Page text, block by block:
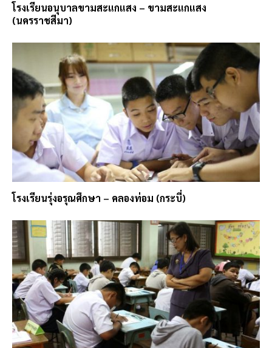
โรงเรียนอนุบาลขามสะแกแสง – ขามสะแกแสง
(นครราชสีมา)
โรงเรียนรุ่งอรุณศึกษา – คลองท่อม (กระบี่)